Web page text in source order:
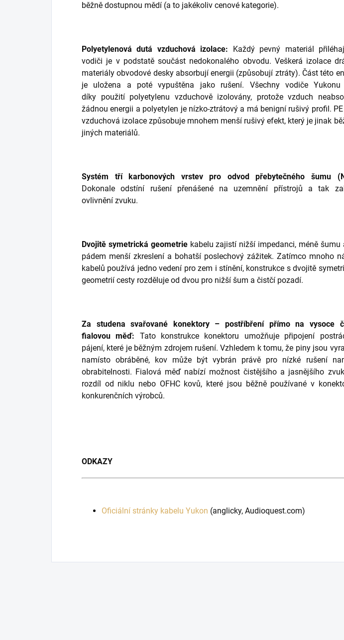
běžně dostupnou mědí (a to jakékoliv cenové kategorie).
Polyetylenová dutá vzduchová izolace: Každý pevný materiál
vodiči je v podstatě součást nedokonalého obvodu. Veškerá izolace
materiály obvodové desky absorbují energii (způsobují ztráty). Část této
je uložena a poté vypuštěna jako rušení. Všechny vodiče Yukonu
díky použití polyetylenu vzduchově izolovány, protože vzduch
žádnou energii a polyetylen je nízko-ztrátový a má benigní rušivý profil.
vzduchová izolace způsobuje mnohem menší rušivý efekt, který je jinak
jiných materiálů.
Systém tří karbonových vrstev pro odvod přebytečného šumu
Dokonale odstíní rušení přenášené na uzemnění přístrojů a tak
ovlivnění zvuku.
Dvojitě symetrická geometriekabelu zajistí nižší impedanci, méně šumu
pádem menší zkreslení a bohatší poslechový zážitek. Zatímco mnoho
kabelů používá jedno vedení pro zem i stínění, konstrukce s dvojitě
geometrií cesty rozděluje od dvou pro nižší šum a čistčí pozadí.
Za studena svařované konektory – postříbření přímo na vysoce
fialovou měď: Tato konstrukce konektoru umožňuje připojení
pájení, které je běžným zdrojem rušení. Vzhledem k tomu, že piny jsou
namísto obráběné, kov může být vybrán právě pro nízké rušení
obrabitelnosti. Fialová měď nabízí možnost čistějšího a jasnějšího
rozdíl od niklu nebo OFHC kovů, které jsou běžně používané v
konkurenčních výrobců.
ODKAZY
Oficiální stránky kabelu Yukon (anglicky, Audioquest.com)